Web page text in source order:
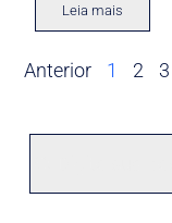
Leia mais
Anterior 1 2 3